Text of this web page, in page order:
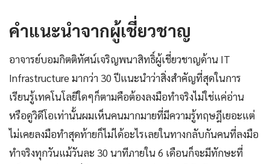
คำแนะนำจากผู้เชี่ยวชาญ
อาจารย์บอมกิตติทัศน์เจริญพนาสิทธิ์ผู้เชี่ยวชาญด้าน IT
Infrastructure มากว่า 30 ปีแนะนำว่าสิ่งสำคัญที่สุดในการ
เรียนรู้เทคโนโลยีใดๆก็ตามคือต้องลงมือทำจริงไม่ใช่แค่อ่าน
หรือดูวิดีโอเท่านั้นผมเห็นคนมากมายที่มีความรู้ทฤษฎีเยอะแต่
ไม่เคยลงมือทำสุดท้ายก็ไม่ได้อะไรเลยในทางกลับกันคนที่ลงมือ
ทำจริงทุกวันแม้วันละ 30 นาทีภายใน 6 เดือนก็จะมีทักษะที่